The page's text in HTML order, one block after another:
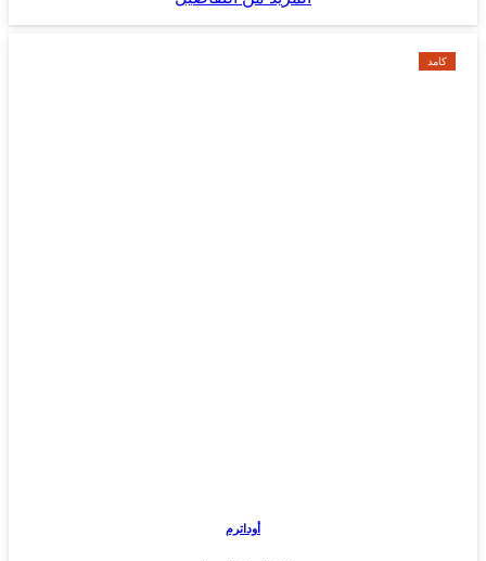
كامد
أوداترم